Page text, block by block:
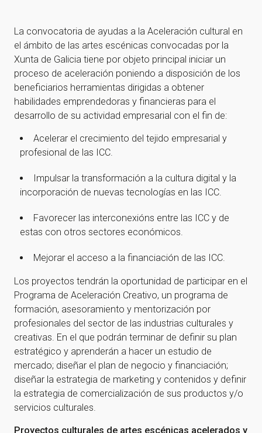
La convocatoria de ayudas a la Aceleración cultural en
el ámbito de las artes escénicas convocadas por la
Xunta de Galicia tiene por objeto principal iniciar un
proceso de aceleración poniendo a disposición de los
beneficiarios herramientas dirigidas a obtener
habilidades emprendedoras y financieras para el
desarrollo de su actividad empresarial con el fin de:
Acelerar el crecimiento del tejido empresarial y
profesional de las ICC.
Impulsar la transformación a la cultura digital y la
incorporación de nuevas tecnologías en las ICC.
Favorecer las interconexións entre las ICC y de
estas con otros sectores económicos.
Mejorar el acceso a la financiación de las ICC.
Los proyectos tendrán la oportunidad de participar en el
Programa de Aceleración Creativo, un programa de
formación, asesoramiento y mentorización por
profesionales del sector de las industrias culturales y
creativas. En el que podrán terminar de definir su plan
estratégico y aprenderán a hacer un estudio de
mercado; diseñar el plan de negocio y financiación;
diseñar la estrategia de marketing y contenidos y definir
la estrategia de comercialización de sus productos y/o
servicios culturales.
Proyectos culturales de artes escénicas acelerados y